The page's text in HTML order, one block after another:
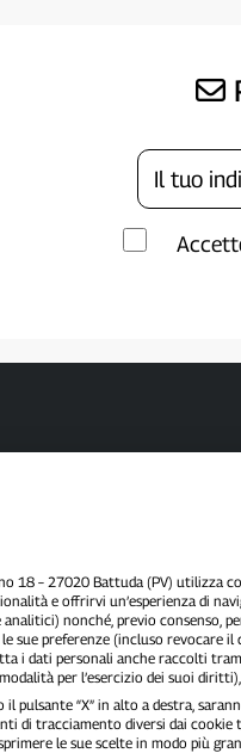
Direttore
18 – 27020 Battuda (PV) utilizza
e offrirvi un’esperienza di
nonché, previo consenso,
preferenze (incluso revocare il
i dati personali anche raccolti
per l’esercizio dei suoi
pulsante “X” in alto a destra,
di tracciamento diversi dai cookie
le sue scelte in modo più